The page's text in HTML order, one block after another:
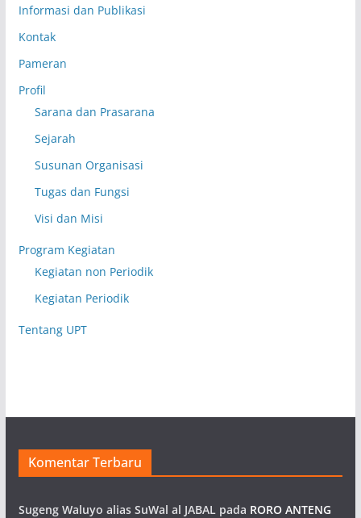
Informasi dan Publikasi
Kontak
Pameran
Profil
Sarana dan Prasarana
Sejarah
Susunan Organisasi
Tugas dan Fungsi
Visi dan Misi
Program Kegiatan
Kegiatan non Periodik
Kegiatan Periodik
Tentang UPT
Komentar Terbaru
Sugeng Waluyo alias SuWal al JABAL pada RORO ANTENG